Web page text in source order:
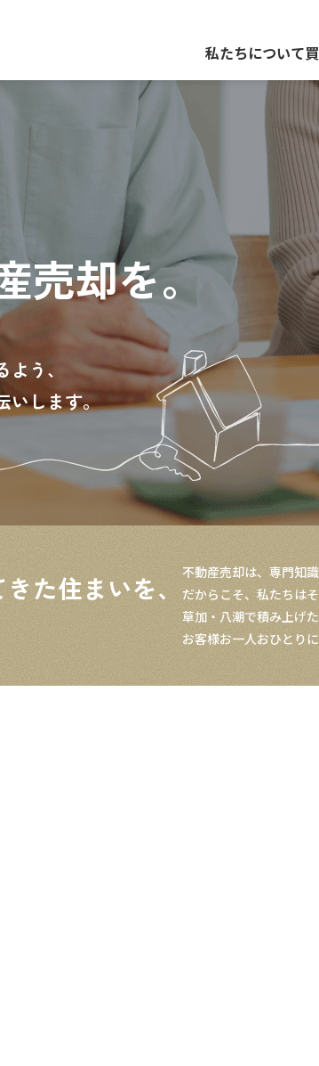
私たちについて
売却を。
う、
いします。
た住まいを、
不動産売却は、専門知
だからこそ、私たちは
草加・八潮で積み上げ
お客様お一人おひとり